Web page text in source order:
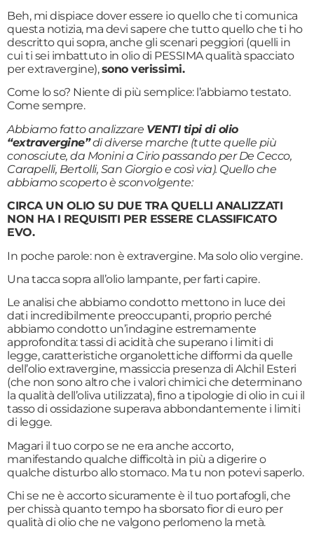
Beh, mi dispiace dover essere io quello che ti comunica
questa notizia, ma devi sapere che tutto quello che ti ho
descritto qui sopra, anche gli scenari peggiori (quelli in
cui ti sei imbattuto in olio di PESSIMA qualità spacciato
per extravergine),sono verissimi.
Come lo so? Niente di più semplice: l’abbiamo testato.
Come sempre.
Abbiamo fatto analizzare VENTI tipi di olio
“extravergine”di diverse marche (tutte quelle più
conosciute, da Monini a Cirio passando per De Cecco,
Carapelli, Bertolli, San Giorgio e così via). Quello che
abbiamo scoperto è sconvolgente:
CIRCA UN OLIO SU DUE TRA QUELLI ANALIZZATI
NON HA I REQUISITI PER ESSERE CLASSIFICATO
EVO.
In poche parole: non è extravergine. Ma solo olio vergine.
Una tacca sopra all’olio lampante, per farti capire.
Le analisi che abbiamo condotto mettono in luce dei
dati incredibilmente preoccupanti, proprio perché
abbiamo condotto un’indagine estremamente
approfondita: tassi di acidità che superano i limiti di
legge, caratteristiche organolettiche difformi da quelle
dell’olio extravergine, massiccia presenza di Alchil Esteri
(che non sono altro che i valori chimici che determinano
la qualità dell’oliva utilizzata), fino a tipologie di olio in cui il
tasso di ossidazione superava abbondantemente i limiti
di legge.
Magari il tuo corpo se ne era anche accorto,
manifestando qualche difficoltà in più a digerire o
qualche disturbo allo stomaco. Ma tu non potevi saperlo.
Chi se ne è accorto sicuramente è il tuo portafogli, che
per chissà quanto tempo ha sborsato fior di euro per
qualità di olio che ne valgono perlomeno la metà.